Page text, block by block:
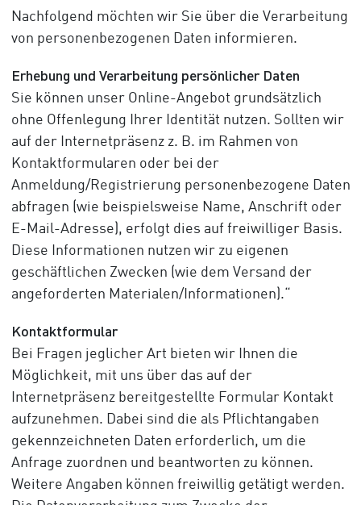
Nachfolgend möchten wir Sie über die Verarbeitung
von personenbezogenen Daten informieren.
Erhebung und Verarbeitung persönlicher Daten
Sie können unser Online-Angebot grundsätzlich
ohne Offenlegung Ihrer Identität nutzen. Sollten wir
auf der Internetpräsenz z. B. im Rahmen von
Kontaktformularen oder bei der
Anmeldung/Registrierung personenbezogene Daten
abfragen (wie beispielsweise Name, Anschrift oder
E-Mail-Adresse), erfolgt dies auf freiwilliger Basis.
Diese Informationen nutzen wir zu eigenen
geschäftlichen Zwecken (wie dem Versand der
angeforderten Materialen/Informationen).“
Kontaktformular
Bei Fragen jeglicher Art bieten wir Ihnen die
Möglichkeit, mit uns über das auf der
Internetpräsenz bereitgestellte Formular Kontakt
aufzunehmen. Dabei sind die als Pflichtangaben
gekennzeichneten Daten erforderlich, um die
Anfrage zuordnen und beantworten zu können.
Weitere Angaben können freiwillig getätigt werden.